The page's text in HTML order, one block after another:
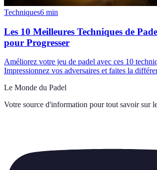
Techniques6 min
Les 10 Meilleures Techniques de
pour Progresser
Améliorez votre jeu de padel avec ces 10
Impressionnez vos adversaires et faites la
Le Monde du Padel
Votre source d'information pour tout savoir sur